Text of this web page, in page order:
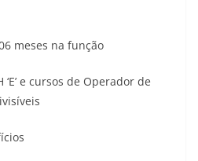
meses na função
e cursos de Operador de